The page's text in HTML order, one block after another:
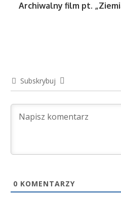
Archiwalny film pt.
Subskrybuj
0 KOMENTARZY